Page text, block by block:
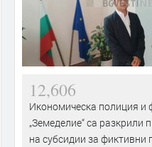
12,606
Икономическа полиция и
„Земеделие“ са разкрили
на субсидии за фиктивни